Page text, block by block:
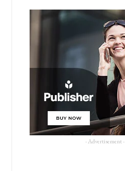
- Advertisement -